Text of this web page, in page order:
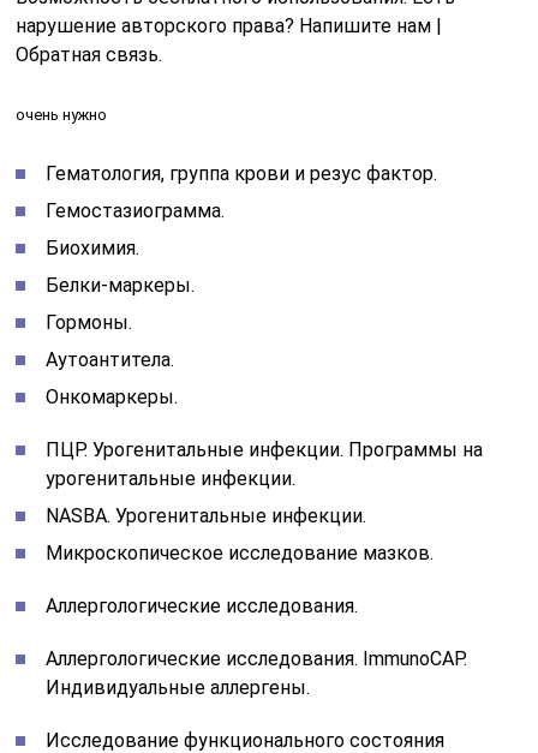
нарушение авторского права? Напишите нам |
Обратная связь.
очень нужно
Гематология, группа крови и резус фактор.
Гемостазиограмма.
Биохимия.
Белки-маркеры.
Гормоны.
Аутоантитела.
Онкомаркеры.
ПЦР. Урогенитальные инфекции. Программы на
урогенитальные инфекции.
NASBA. Урогенитальные инфекции.
Микроскопическое исследование мазков.
Аллергологические исследования.
Аллергологические исследования. ImmunoCAP.
Индивидуальные аллергены.
Исследование функционального состояния